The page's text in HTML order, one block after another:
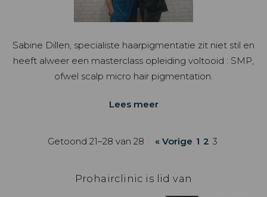
Sabine Dillen, specialiste haarpigmentatie zit niet stil en
heeft alweer een masterclass opleiding voltooid : SMP,
ofwel scalp micro hair pigmentation.
Lees meer
Getoond 21–28 van 28 « Vorige 1 2 3
Prohairclinic is lid van